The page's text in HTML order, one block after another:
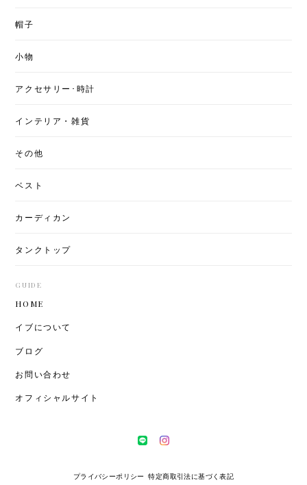
帽子
小物
アクセサリー･時計
インテリア・雑貨
その他
ベスト
カーディカン
タンクトップ
GUIDE
HOME
イブについて
ブログ
お問い合わせ
オフィシャルサイト
プライバシーポリシー 特定商取引法に基づく表記